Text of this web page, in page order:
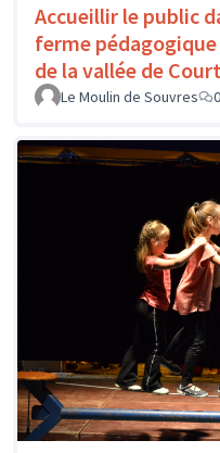
Accueillir le public
ferme
de la vallée de
Le Moulin de Souvres 0